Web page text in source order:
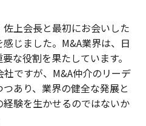
佐上会長と最初にお会いした
じました。M&A業界は、日
な役割を果たしています。
ですが、M&A仲介のリーデ
あり、業界の健全な発展と
験を生かせるのではないか